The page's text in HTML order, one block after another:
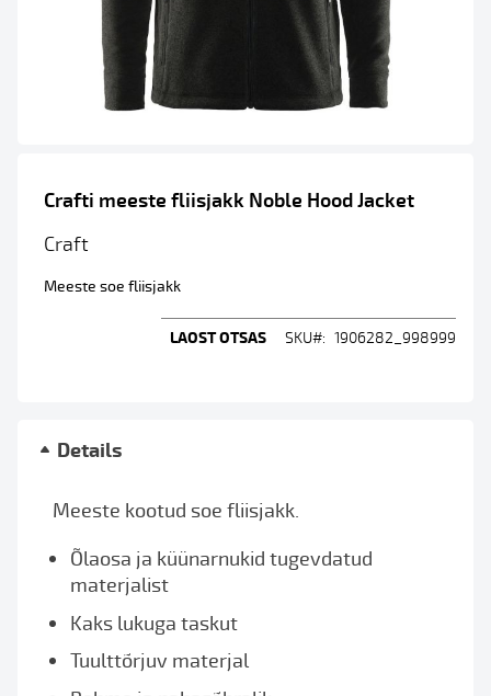
the
images
Crafti meeste fliisjakk Noble Hood Jacket
Craft
Meeste soe fliisjakk
LAOST OTSAS SKU 1906282_998999
Details
Meeste kootud soe fliisjakk.
Õlaosa ja küünarnukid tugevdatud
materjalist
Kaks lukuga taskut
Tuulttõrjuv materjal